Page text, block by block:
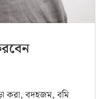
করা, বদহজম, বমি